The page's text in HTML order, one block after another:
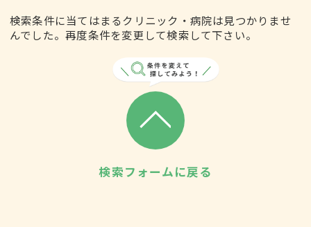
検索条件に当てはまるクリニック・病院は見つかりませ
んでした。再度条件を変更して検索して下さい。
検索フォームに戻る